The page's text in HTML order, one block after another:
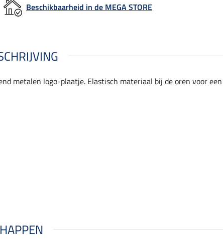
Beschikbaarheid in de MEGA STORE
metalen logo-plaatje. Elastisch materiaal bij de oren voor